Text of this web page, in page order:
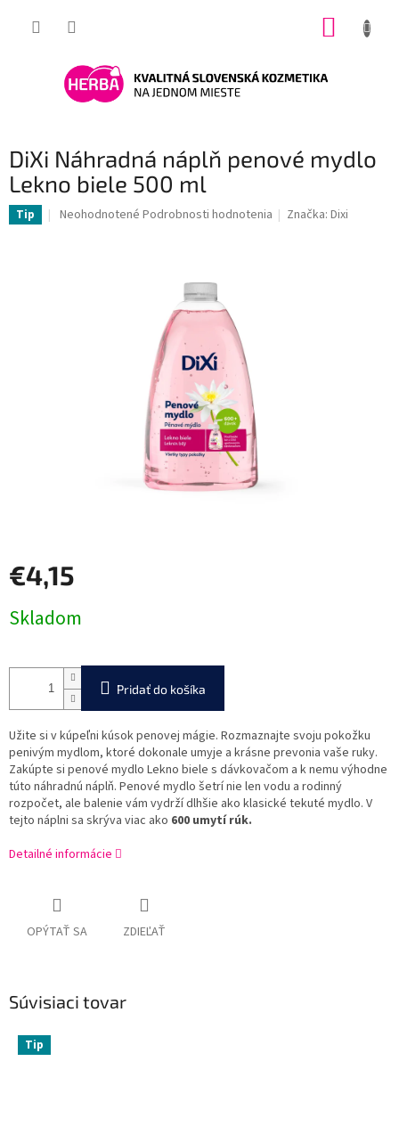
DiXi Náhradná náplň penové mydlo
Lekno biele 500 ml
Tip
Priemerné
Neohodnotené Podrobnosti hodnotenia Značka:Dixi
€4,15
cena:
Skladom
Pridať do košíka
Užite si v kúpeľni kúsok penovej mágie. Rozmaznajte svoju pokožku
penivým mydlom, ktoré dokonale umyje a krásne prevonia vaše ruky.
Zakúpte si penové mydlo Lekno biele s dávkovačom a k nemu výhodne
túto náhradnú náplň. Penové mydlo šetrí nie len vodu a rodinný
rozpočet, ale balenie vám vydrží dlhšie ako klasické tekuté mydlo. V
tejto náplni sa skrýva viac ako 600 umytí rúk.
Detailné informácie
OPÝTAŤ SA ZDIEĽAŤ
Súvisiaci tovar
Tip